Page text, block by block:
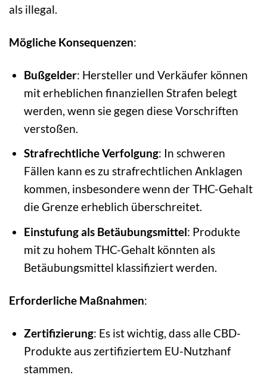
als illegal.
Mögliche Konsequenzen:
Bußgelder: Hersteller und Verkäufer können
mit erheblichen finanziellen Strafen belegt
werden, wenn sie gegen diese Vorschriften
verstoßen.
Strafrechtliche Verfolgung: In schweren
Fällen kann es zu strafrechtlichen Anklagen
kommen, insbesondere wenn der THC-Gehalt
die Grenze erheblich überschreitet.
Einstufung als Betäubungsmittel: Produkte
mit zu hohem THC-Gehalt könnten als
Betäubungsmittel klassifiziert werden.
Erforderliche Maßnahmen:
Zertifizierung: Es ist wichtig, dass alle CBD-
Produkte aus zertifiziertem EU-Nutzhanf
stammen.